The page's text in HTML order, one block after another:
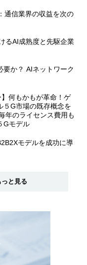
通信業界の収益を次の
るAI成熟度と先駆企業
か？ AIネットワーク
】何もかもが革命！ゲ
５G市場の既存概念を
年のライセンス費用も
Gモデル
モデルを成功に導
と見る